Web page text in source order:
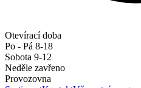
Otevírací doba
Po - Pá 8-18
Sobota 9-12
Neděle zavřeno
Provozovna